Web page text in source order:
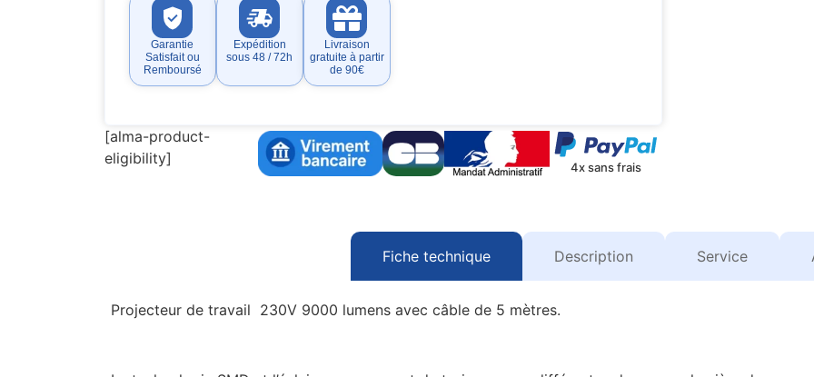
Garantie
Satisfait ou
Remboursé
Expédition
sous 48 / 72h
Livraison
gratuite à partir
de 90€
[alma-product-
eligibility]
4x sans frais
Fiche technique Description Service
Projecteur de travail 230V 9000 lumens avec câble de 5 mètres.